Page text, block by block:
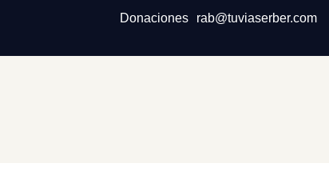
Donaciones rab@tuviaserber.com